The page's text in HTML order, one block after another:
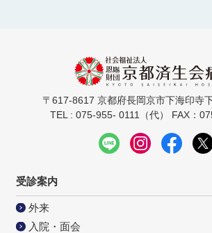
〒617-8617 京都府長岡京市下海印寺
TEL : 075-955- 0111（代） FAX：
受診案内
外来
入院・面会